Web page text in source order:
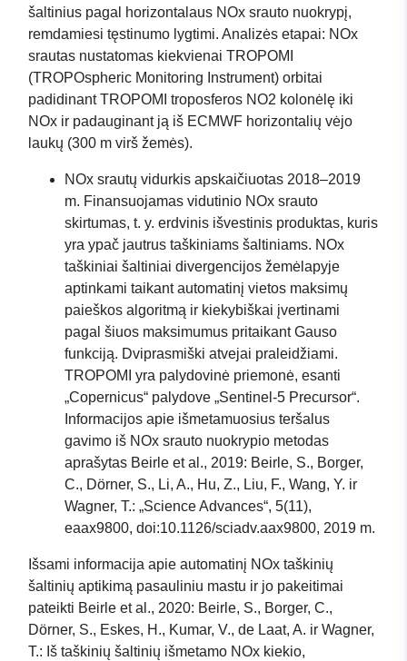
šaltinius pagal horizontalaus NOx srauto nuokrypį,
remdamiesi tęstinumo lygtimi. Analizės etapai: NOx
srautas nustatomas kiekvienai TROPOMI
(TROPOspheric Monitoring Instrument) orbitai
padidinant TROPOMI troposferos NO2 kolonėlę iki
NOx ir padauginant ją iš ECMWF horizontalių vėjo
laukų (300 m virš žemės).
NOx srautų vidurkis apskaičiuotas 2018–2019
m. Finansuojamas vidutinio NOx srauto
skirtumas, t. y. erdvinis išvestinis produktas, kuris
yra ypač jautrus taškiniams šaltiniams. NOx
taškiniai šaltiniai divergencijos žemėlapyje
aptinkami taikant automatinį vietos maksimų
paieškos algoritmą ir kiekybiškai įvertinami
pagal šiuos maksimumus pritaikant Gauso
funkciją. Dviprasmiški atvejai praleidžiami.
TROPOMI yra palydovinė priemonė, esanti
„Copernicus“ palydove „Sentinel-5 Precursor“.
Informacijos apie išmetamuosius teršalus
gavimo iš NOx srauto nuokrypio metodas
aprašytas Beirle et al., 2019: Beirle, S., Borger,
C., Dörner, S., Li, A., Hu, Z., Liu, F., Wang, Y. ir
Wagner, T.: „Science Advances“, 5(11),
eaax9800, doi:10.1126/sciadv.aax9800, 2019 m.
Išsami informacija apie automatinį NOx taškinių
šaltinių aptikimą pasauliniu mastu ir jo pakeitimai
pateikti Beirle et al., 2020: Beirle, S., Borger, C.,
Dörner, S., Eskes, H., Kumar, V., de Laat, A. ir Wagner,
T.: Iš taškinių šaltinių išmetamo NOx kiekio,